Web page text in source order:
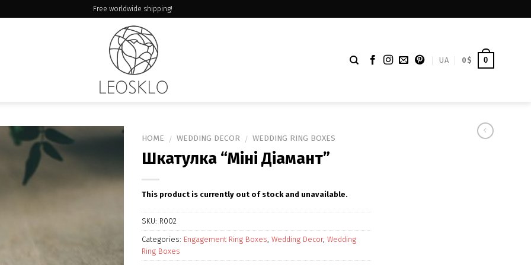
Free worldwide shipping!
UA 0 $ 0
HOME / WEDDING DECOR / WEDDING RING BOXES
Шкатулка “Міні Діамант”
This product is currently out of stock and unavailable.
SKU: R002
Categories: Engagement Ring Boxes Wedding Decor, Wedding
Ring Boxes